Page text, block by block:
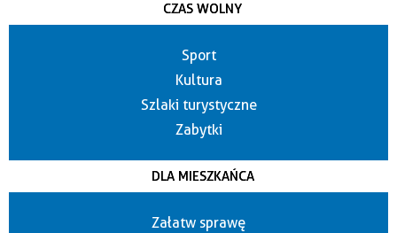
CZAS WOLNY
Sport
Kultura
Szlaki turystyczne
Zabytki
DLA MIESZKAŃCA
Załatw sprawę